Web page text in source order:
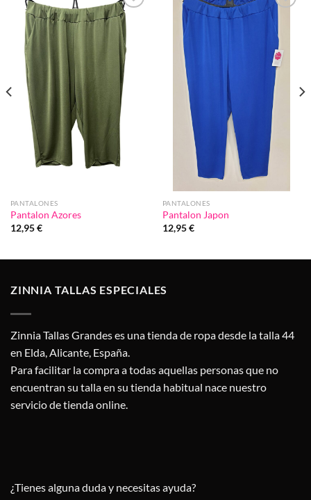
Añadir
a la
lista de
deseos
PANTALONES
Pantalon Azores
12,95€
Añadir
lista de
deseos
PANTALONES
Pantalon Japon
12,95€
ZINNIA TALLAS ESPECIALES
Zinnia Tallas Grandes es una tienda de ropa desde la talla 44
en Elda, Alicante, España.
Para facilitar la compra a todas aquellas personas que no
encuentran su talla en su tienda habitual nace nuestro
servicio de tienda online.
¿Tienes alguna duda y necesitas ayuda?